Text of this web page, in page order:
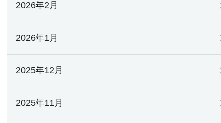
2026年2月
2026年1月
2025年12月
2025年11月